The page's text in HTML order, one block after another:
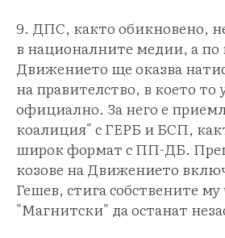
9. ДПС, както обикновено,
в националните медии, а по
Движението ще оказва
на правителство, в което то
официално. За него е
коалиция" с ГЕРБ и БСП,
широк формат с ПП-ДБ.
козове на Движението
Гешев, стига собствените
"Магнитски" да останат